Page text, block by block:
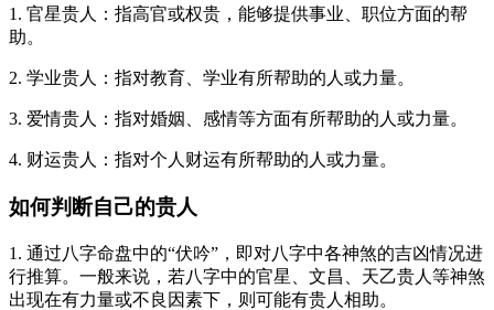
1. 官星贵人：指高官或权贵，能够提供事业、职位方面的帮
助。
2. 学业贵人：指对教育、学业有所帮助的人或力量。
3. 爱情贵人：指对婚姻、感情等方面有所帮助的人或力量。
4. 财运贵人：指对个人财运有所帮助的人或力量。
如何判断自己的贵人
1. 通过八字命盘中的“伏吟”，即对八字中各神煞的吉凶情况进
行推算。一般来说，若八字中的官星、文昌、天乙贵人等神煞
出现在有力量或不良因素下，则可能有贵人相助。